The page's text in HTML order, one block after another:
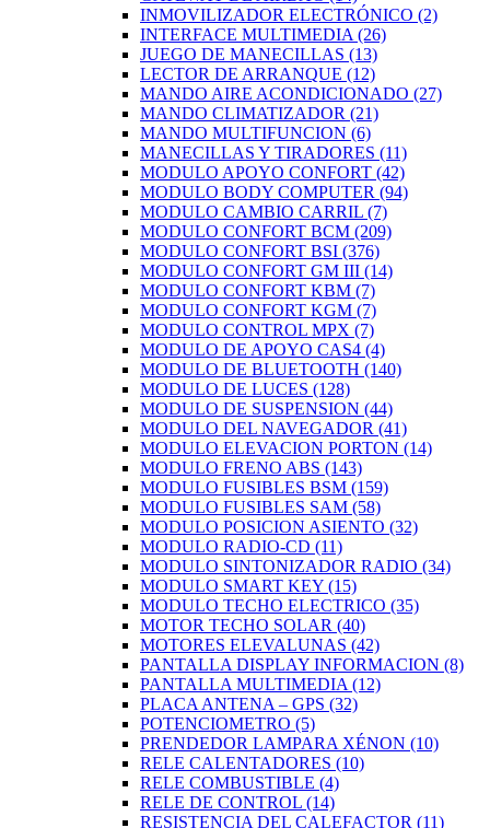
INMOVILIZADOR ELECTRÓNICO (2)
INTERFACE MULTIMEDIA (26)
JUEGO DE MANECILLAS (13)
LECTOR DE ARRANQUE (12)
MANDO AIRE ACONDICIONADO (27)
MANDO CLIMATIZADOR (21)
MANDO MULTIFUNCION (6)
MANECILLAS Y TIRADORES (11)
MODULO APOYO CONFORT (42)
MODULO BODY COMPUTER (94)
MODULO CAMBIO CARRIL (7)
MODULO CONFORT BCM (209)
MODULO CONFORT BSI (376)
MODULO CONFORT GM III (14)
MODULO CONFORT KBM (7)
MODULO CONFORT KGM (7)
MODULO CONTROL MPX (7)
MODULO DE APOYO CAS4 (4)
MODULO DE BLUETOOTH (140)
MODULO DE LUCES (128)
MODULO DE SUSPENSION (44)
MODULO DEL NAVEGADOR (41)
MODULO ELEVACION PORTON (14)
MODULO FRENO ABS (143)
MODULO FUSIBLES BSM (159)
MODULO FUSIBLES SAM (58)
MODULO POSICION ASIENTO (32)
MODULO RADIO-CD (11)
MODULO SINTONIZADOR RADIO (34)
MODULO SMART KEY (15)
MODULO TECHO ELECTRICO (35)
MOTOR TECHO SOLAR (40)
MOTORES ELEVALUNAS (42)
PANTALLA DISPLAY INFORMACION (8)
PANTALLA MULTIMEDIA (12)
PLACA ANTENA – GPS (32)
POTENCIOMETRO (5)
PRENDEDOR LAMPARA XÉNON (10)
RELE CALENTADORES (10)
RELE COMBUSTIBLE (4)
RELE DE CONTROL (14)
RESISTENCIA DEL CALEFACTOR (11)